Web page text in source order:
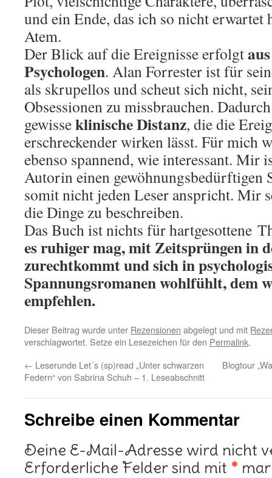
und ein Ende, das ich so nicht erwartet
Atem.
Der Blick auf die Ereignisse erfolgt
Psychologen. Alan Forrester ist für
als skrupellos und scheut sich nicht,
Obsessionen zu missbrauchen.
gewisseklinische Distanz, die die
erschreckender wirken lässt. Für mich
ebenso spannend, wie interessant. Mir
Autorin einen gewöhnungsbedürftigen
somit nicht jeden Leser anspricht. Mir
die Dinge zu beschreiben.
Das Buch ist nichts für hartgesottene
es ruhiger mag, mit Zeitsprüngen in
zurechtkommt und sich in
Spannungsromanen wohlfühlt, dem
empfehlen.
Dieser Beitrag wurde unter Rezensionen abgelegt und mit
verschlagwortet. Setze ein Lesezeichen für den Permalink.
← Leserunde Let´s (sp)read „Unter schwarzen
Federn“ von Sabrina Schuh – 1. Leseabschnitt
Blogtour
Schreibe einen Kommentar
Deine E-Mail-Adresse wird nicht
Erforderliche Felder sind mit *